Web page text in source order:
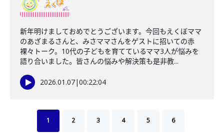
新年明けましておめでとうございます。今回もえくぼママ
のあざまるさんと、みさママさんをゲストに招いての赤
裸々トーク。10代の子どもを育てているママ3人が悩みを
語り合いました。皆さんの悩みや解決策も是非教...
2026.01.07|00:22:04
1 2 3 4 5 6